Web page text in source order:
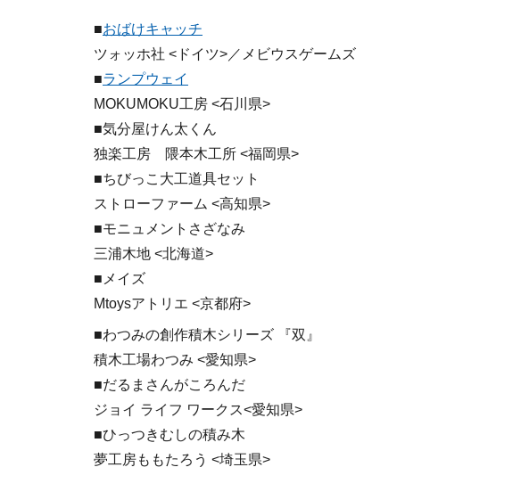
■おばけキャッチ
ツォッホ社 <ドイツ>／メビウスゲームズ
■ランプウェイ
MOKUMOKU工房 <石川県>
■気分屋けん太くん
独楽工房 隈本木工所 <福岡県>
■ちびっこ大工道具セット
ストローファーム <高知県>
■モニュメントさざなみ
三浦木地 <北海道>
■メイズ
Mtoysアトリエ <京都府>
■わつみの創作積木シリーズ 『双』
積木工場わつみ <愛知県>
■だるまさんがころんだ
ジョイ ライフ ワークス<愛知県>
■ひっつきむしの積み木
夢工房ももたろう <埼玉県>